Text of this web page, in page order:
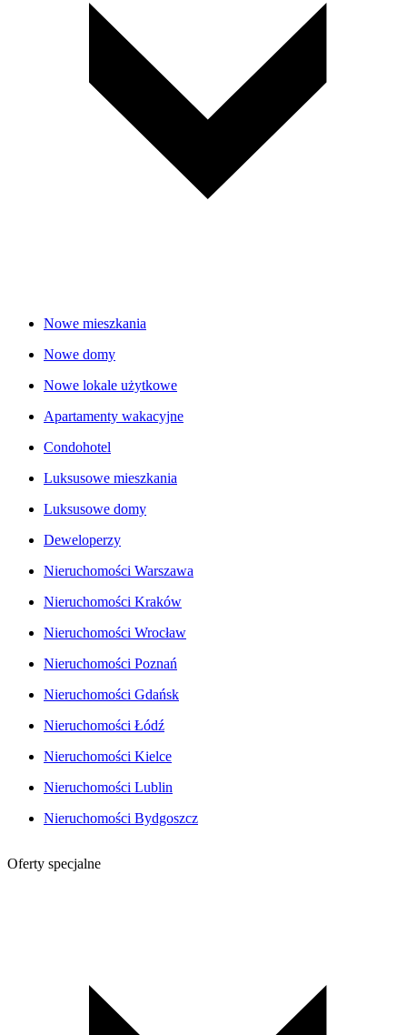
Nowe mieszkania
Nowe domy
Nowe lokale użytkowe
Apartamenty wakacyjne
Condohotel
Luksusowe mieszkania
Luksusowe domy
Deweloperzy
Nieruchomości Warszawa
Nieruchomości Kraków
Nieruchomości Wrocław
Nieruchomości Poznań
Nieruchomości Gdańsk
Nieruchomości Łódź
Nieruchomości Kielce
Nieruchomości Lublin
Nieruchomości Bydgoszcz
Oferty specjalne